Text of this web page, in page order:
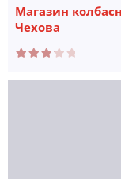
Магазин
Чехова